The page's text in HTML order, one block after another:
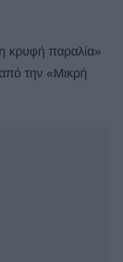
κρυφή παραλία»
την «Μικρή